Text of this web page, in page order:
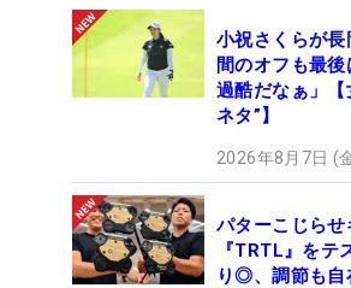
小祝さくらが
間のオフも最
過酷だなぁ」【
ネタ”】
2026年8月7日 (
パターこじら
『TRTL』をテ
り◎、調節も自